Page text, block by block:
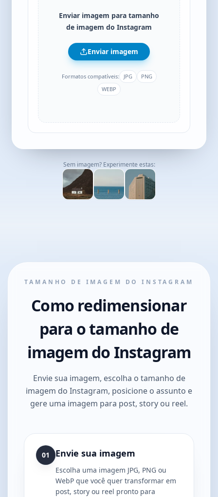
Enviar imagem para tamanho
de imagem do Instagram
Enviar imagem
Formatos compatíveis: JPG
PNG
WEBP
Sem imagem? Experimente estas:
TAMANHO DE IMAGEM DO INSTAGRAM
Como redimensionar
para o tamanho de
imagem do Instagram
Envie sua imagem, escolha o tamanho de
imagem do Instagram, posicione o assunto e
gere uma imagem para post, story ou reel.
01 Envie sua imagem
Escolha uma imagem JPG, PNG ou
WebP que você quer transformar em
post, story ou reel pronto para